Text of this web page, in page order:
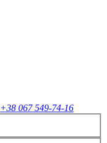
+38 067 549-74-16